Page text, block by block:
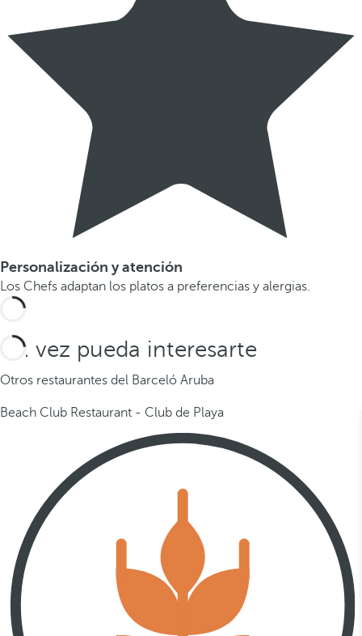
Personalización y atención
Los Chefs adaptan los platos a preferencias y alergias.
Tal vez pueda interesarte
Otros restaurantes del Barceló Aruba
Beach Club Restaurant - Club de Playa